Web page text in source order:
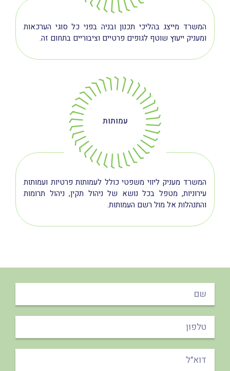
המשרד מייצג בהליכי תכנון ובניה בפני כל סוגי הערכאות
ומעניק ייעוץ שוטף לגופים פרטיים וציבוריים בתחום זה.
עמותות
המשרד מעניק ליווי משפטי כולל לעמותות פרטיות ועמותות
עירוניות, מטפל בכל נושא של ניהול תקין, ניהול תרומות
והתנהלות אל מול רשם העמותות.